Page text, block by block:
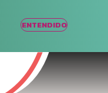
ENTENDIDO